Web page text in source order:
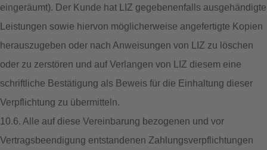
eingeräumt). Der Kunde hat LIZ gegebenenfalls ausgehändigte
Leistungen sowie hiervon möglicherweise angefertigte Kopien
herauszugeben oder nach Anweisungen von LIZ zu löschen
oder zu zerstören und auf Verlangen von LIZ diesem eine
schriftliche Bestätigung als Beweis für die Einhaltung dieser
Verpflichtung zu übermitteln.
10.6. Alle auf diese Vereinbarung bezogenen und vor
Vertragsbeendigung entstandenen Zahlungsverpflichtungen